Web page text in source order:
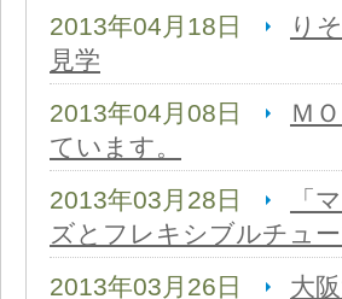
2013年04月18日
り
見学
2013年04月08日
Ｍ
ています。
2013年03月28日
「
ズとフレキシブルチュ
2013年03月26日
大